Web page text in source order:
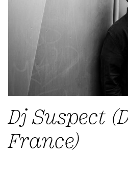
Dj Suspect
France)